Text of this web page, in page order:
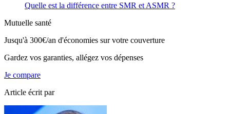
Quelle est la différence entre SMR et ASMR ?
Mutuelle santé
Jusqu'à 300€/an d'économies sur votre couverture
Gardez vos garanties, allégez vos dépenses
Je compare
Article écrit par